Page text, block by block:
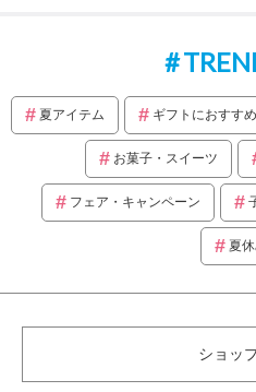
夏アイテム ギフトにおすすめ
お菓子・スイーツ
フェア・キャンペーン
夏
ショッ